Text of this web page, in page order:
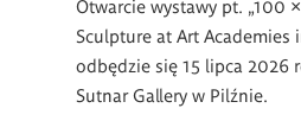
Otwarcie wystawy pt. „100
Sculpture at Art Academies
odbędzie się 15 lipca 2026
Sutnar Gallery w Pilźnie.